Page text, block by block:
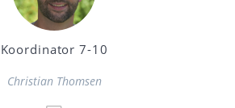
Koordinator 7-10
Christian Thomsen